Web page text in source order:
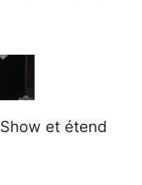
et étend